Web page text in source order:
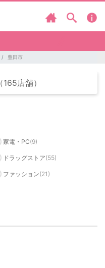
豊田市
（165店舗）
家電・PC(9)
ドラッグストア(55)
ファッション(21)